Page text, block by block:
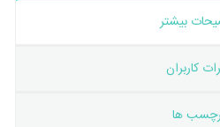
بیشتر
کاربران
ها